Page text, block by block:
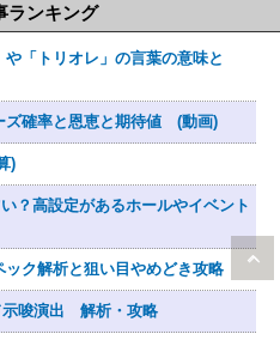
ランキング
「トリオレ」の言葉の意味と
確率と恩恵と期待値 (動画)
)
？高設定があるホールやイベント
ク解析と狙い目やめどき攻略
唆演出 解析・攻略